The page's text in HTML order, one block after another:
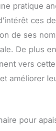
pratique
ces
de ses
De plus
vers
améliorer
pour